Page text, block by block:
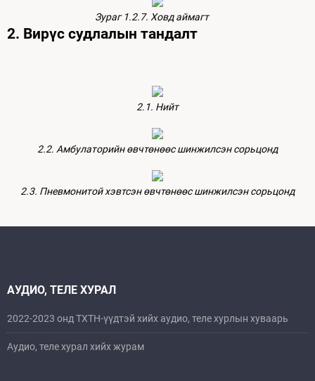
Зураг 1.2.7. Ховд аймагт
2. Вирүс судлалын тандалт
2.1. Нийт
2.2. Амбулаторийн өвчтөнөөс шинжилсэн сорьцонд
2.3. Пневмонитой хэвтсэн өвчтөнөөс шинжилсэн сорьцонд
АУДИО, ТЕЛЕ ХУРАЛ
2022-2023 онд ТХТН-үүдтэй хийх аудио, теле хурлын хуваарь
Аудио, теле хурал хийх журам